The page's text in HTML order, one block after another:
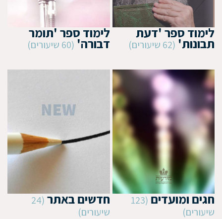
לימוד ספר 'דעת
תבונות' (62 שיעורים)
לימוד ספר 'תומר
דבורה' (60 שיעורים)
חגים ומועדים (123
שיעורים)
חדשים באתר (24
שיעורים)